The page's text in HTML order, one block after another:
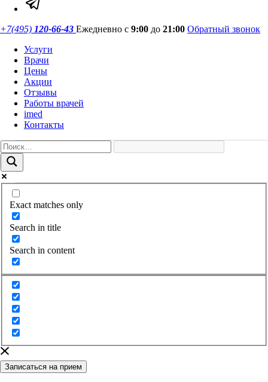
+7(495) 120-66-43 Ежедневно с 9:00 до 21:00 Обратный звонок
Услуги
Врачи
Цены
Акции
Отзывы
Работы врачей
imed
Контакты
Exact matches only
Search in title
Search in content
Записаться на прием